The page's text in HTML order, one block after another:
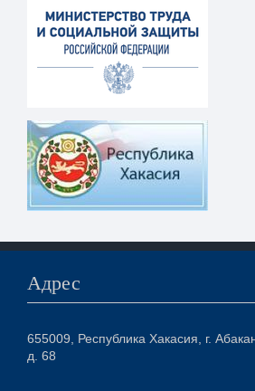
Адрес
655009, Республика Хакасия, г.
д. 68